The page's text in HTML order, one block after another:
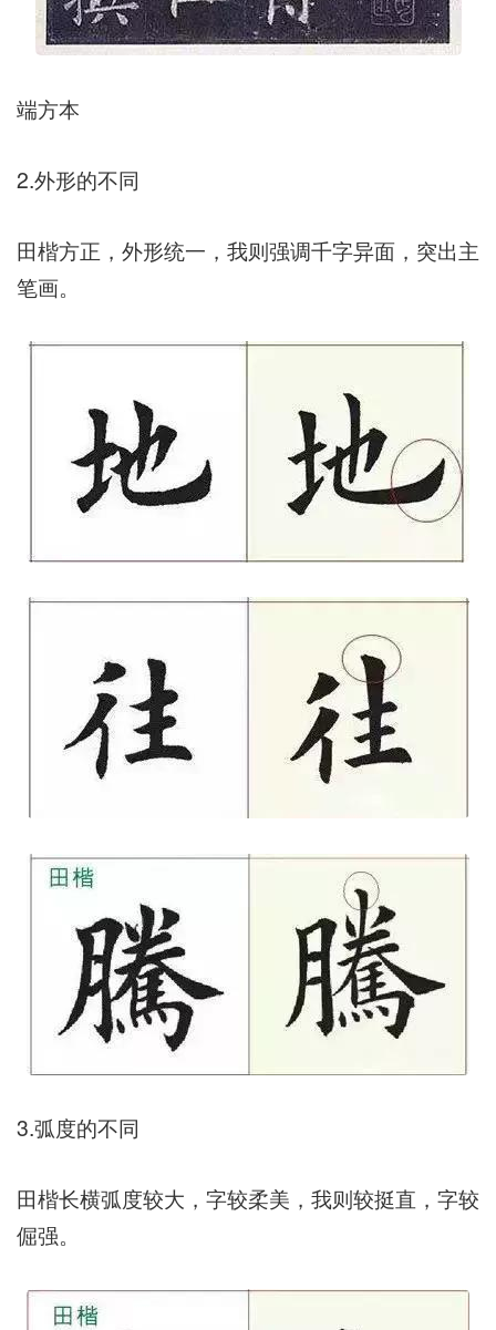
端方本
2.外形的不同
田楷方正，外形统一，我则强调千字异面，突出主
笔画。
3.弧度的不同
田楷长横弧度较大，字较柔美，我则较挺直，字较
倔强。